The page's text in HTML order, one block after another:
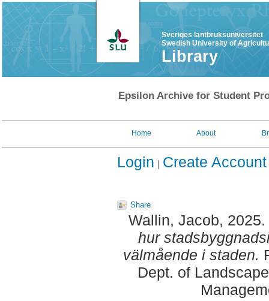
Sveriges lantbruksuniversitet
Swedish University of
Library
Epsilon Archive for Student
Home About
Login Create Account
Share
Wallin, Jacob, 2025.
hur
välmående i staden.
Dept. of